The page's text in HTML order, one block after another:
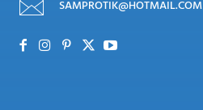
SAMPROTIK@HOTMAIL.COM